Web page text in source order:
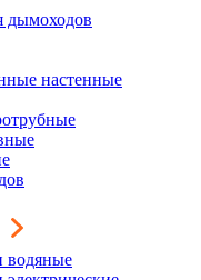
дымоходов
настенные
водяные